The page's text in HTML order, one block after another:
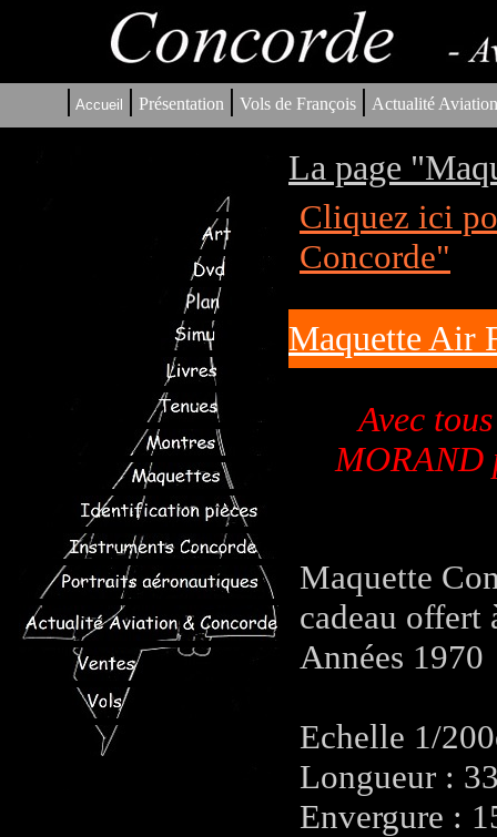
| Accueil | Présentation | Vols de François | Actualité
La page
Cliquez ici
Concorde"
Maquette Air
Avec
MORAND
Maquette
cadeau offert
Années 1970
Echelle 1/
Longueur :
Envergure :